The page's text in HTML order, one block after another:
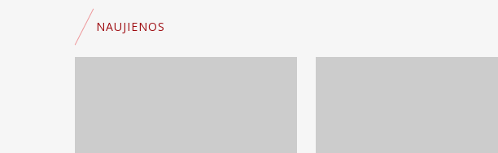
NAUJIENOS